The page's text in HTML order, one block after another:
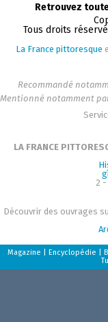
Retrouvez
Tous droits
La France pittoresque
Recommandé
Mentionné notamment
LA FRANCE
2 -
Découvrir des ouvrages
Magazine Encyclopédie